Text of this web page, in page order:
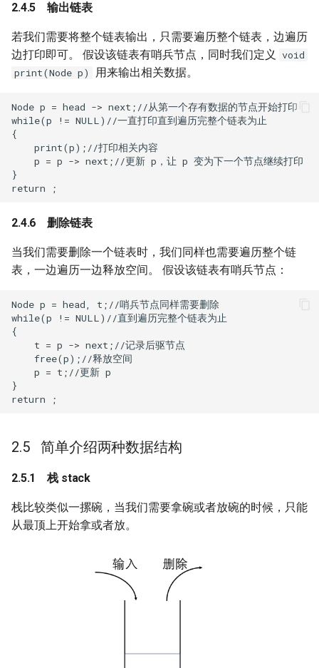
输出链表
若我们需要将整个链表输出，只需要遍历整个链表，边遍历
边打印即可。 假设该链表有哨兵节点，同时我们定义
void
print(Node p)
用来输出相关数据。
Node p = head -> next;//从第一个存有数据的节点开始打印
while(p != NULL)//一直打印直到遍历完整个链表为止
{
    print(p);//打印相关内容
    p = p -> next;//更新 p，让 p 变为下一个节点继续打印
}
删除链表
当我们需要删除一个链表时，我们同样也需要遍历整个链
表，一边遍历一边释放空间。 假设该链表有哨兵节点：
Node p = head, t;//哨兵节点同样需要删除
while(p != NULL)//直到遍历完整个链表为止
{
    t = p -> next;//记录后驱节点
    free(p);//释放空间
    p = t;//更新 p
}
简单介绍两种数据结构
栈 stack
栈比较类似一摞碗，当我们需要拿碗或者放碗的时候，只能
从最顶上开始拿或者放。